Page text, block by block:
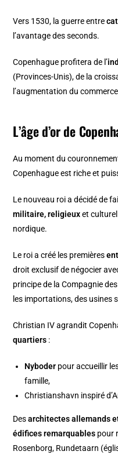
Vers 1530, la guerre entre
l’avantage des seconds.
Copenhague profitera de l’
(Provinces-Unis), de la
l’augmentation du
L’âge d’or de
Au moment du
Copenhague est riche et
Le nouveau roi a décidé de
militaire, religieuxet culturel
nordique.
Le roi a créé les premières
droit exclusif de négocier
principe de la Compagnie
les importations, des usines
Christian IV agrandit
quartiers :
Nyboder pour accueillir
famille,
Christianshavn inspiré d’
Desarchitectes allemands
édifices remarquables pour
Rosenborg, Rundetaarn